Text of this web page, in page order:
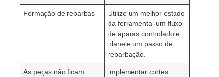
Formação de rebarbas
Utilize um melhor estado
da ferramenta, um fluxo
de aparas controlado e
planeie um passo de
rebarbação.
As peças não ficam
Implementar cortes